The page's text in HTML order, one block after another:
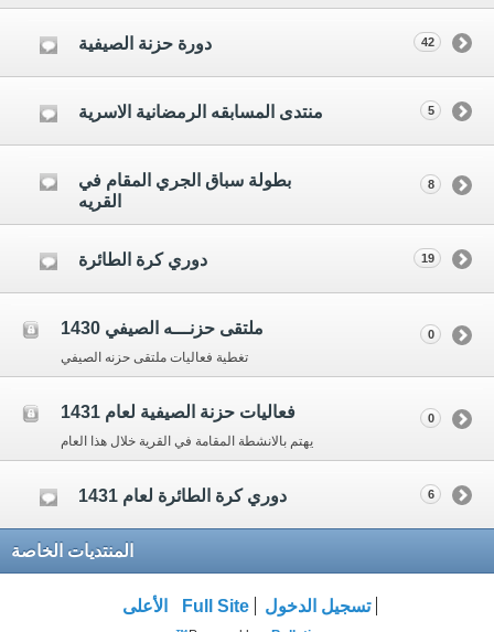
دورة حزنة الصيفية 42
منتدى المسابقه الرمضانية الاسرية 5
بطولة سباق الجري المقام في
القريه
8
دوري كرة الطائرة 19
ملتقى حزنـــه الصيفي 1430
تغطية فعاليات ملتقى حزنه الصيفي
0
فعاليات حزنة الصيفية لعام 1431
يهتم بالانشطة المقامة في القرية خلال هذا العام
0
دوري كرة الطائرة لعام 1431 6
المنتديات الخاصة
تسجيل الدخول Full Site الأعلى